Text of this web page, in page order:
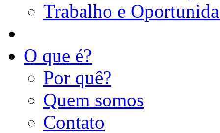
Trabalho e
O que é?
Por quê?
Quem somos
Contato